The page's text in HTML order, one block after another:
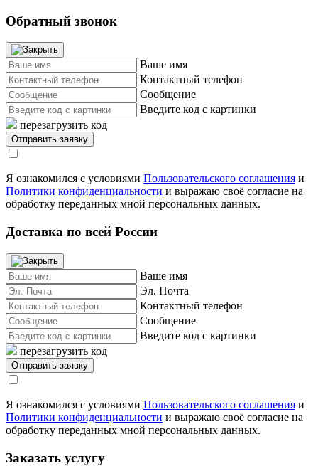
Обратный звонок
Ваше имя
Контактный телефон
Сообщение
Введите код с картинки
перезагрузить код
Я ознакомился с условиями Пользовательского соглашения и
Политики конфиденциальности и выражаю своё согласие на
обработку переданных мной персональных данных.
Доставка по всей России
Ваше имя
Эл. Почта
Контактный телефон
Сообщение
Введите код с картинки
перезагрузить код
Я ознакомился с условиями Пользовательского соглашения и
Политики конфиденциальности и выражаю своё согласие на
обработку переданных мной персональных данных.
Заказать услугу